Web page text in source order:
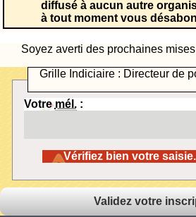
diffusé à aucun autre
à tout moment vous
Soyez averti des prochaines
Grille Indiciaire : Directeur de
Votremél.:
Vérifiez bien votre saisie.